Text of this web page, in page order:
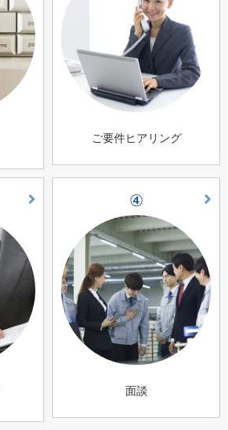
ご要件ヒアリング
④
面談